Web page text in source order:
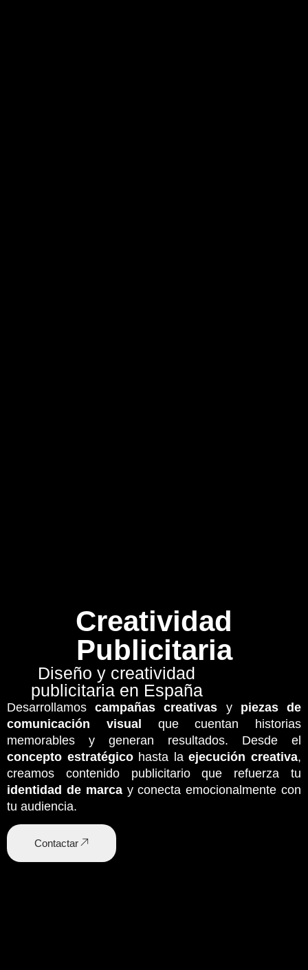
Creatividad
Publicitaria
Diseño y creatividad
publicitaria en España
Desarrollamoscampañas creativas y piezas de
comunicación visual que cuentan historias
memorables y generan resultados. Desde el
concepto estratégicohasta laejecución creativa,
creamos contenido publicitario que refuerza tu
identidad de marcay conecta emocionalmente con
tu audiencia.
Contactar